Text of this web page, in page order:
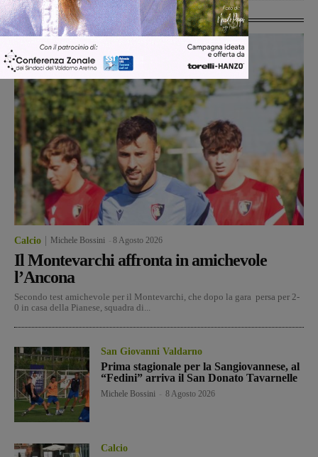
Ultime Calcio
Calcio Michele Bossini 8 Agosto 2026
Il Montevarchi affronta in amichevole
l’Ancona
Secondo test amichevole per il Montevarchi, che dopo la gara persa per 2-
0 in casa della Pianese, squadra di...
San Giovanni Valdarno
Prima stagionale per la Sangiovannese, al
“Fedini” arriva il San Donato Tavarnelle
Michele Bossini 8 Agosto 2026
Calcio